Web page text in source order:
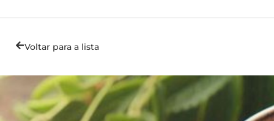
Voltar para a lista